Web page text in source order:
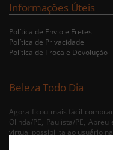
Informações Úteis
Política de Envio e Fretes
Política de Privacidade
Política de Troca e Devolução
Beleza Todo Dia
Agora ficou mais fácil
Olinda/PE, Paulista/PE,
virtual possibilita ao usuário
no conforto da sua